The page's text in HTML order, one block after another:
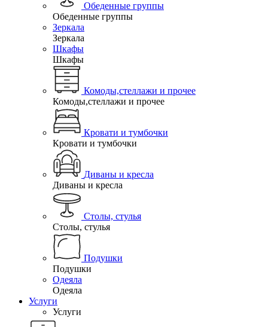
Обеденные группы
Обеденные группы
Зеркала
Зеркала
Шкафы
Шкафы
Комоды,стеллажи и прочее
Комоды,стеллажи и прочее
Кровати и тумбочки
Кровати и тумбочки
Диваны и кресла
Диваны и кресла
Столы, стулья
Столы, стулья
Подушки
Подушки
Одеяла
Одеяла
Услуги
Услуги